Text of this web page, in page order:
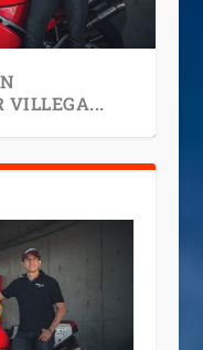
VILLEGA...